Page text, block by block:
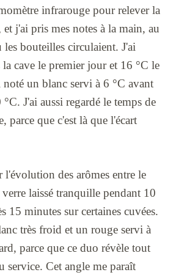
infrarouge pour relever la
et j'ai pris mes notes à la main, au
bouteilles circulaient. J'ai
cave le premier jour et 16 °C le
un blanc servi à 6 °C avant
J'ai aussi regardé le temps de
parce que c'est là que l'écart
l'évolution des arômes entre le
laissé tranquille pendant 10
15 minutes sur certaines cuvées.
très froid et un rouge servi à
parce que ce duo révèle tout
service. Cet angle me paraît